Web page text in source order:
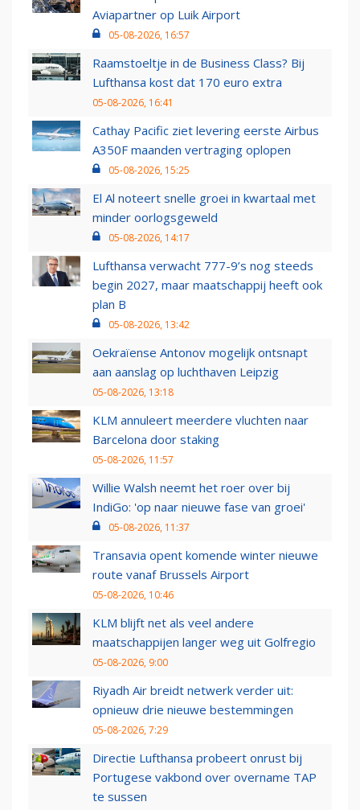
Aviapartner op Luik Airport
05-08-2026, 16:57
Raamstoeltje in de Business Class? Bij
Lufthansa kost dat 170 euro extra
05-08-2026, 16:41
Cathay Pacific ziet levering eerste Airbus
A350F maanden vertraging oplopen
05-08-2026, 15:25
El Al noteert snelle groei in kwartaal met
minder oorlogsgeweld
05-08-2026, 14:17
Lufthansa verwacht 777-9’s nog steeds
begin 2027, maar maatschappij heeft ook
plan B
05-08-2026, 13:42
Oekraïense Antonov mogelijk ontsnapt
aan aanslag op luchthaven Leipzig
05-08-2026, 13:18
KLM annuleert meerdere vluchten naar
Barcelona door staking
05-08-2026, 11:57
Willie Walsh neemt het roer over bij
IndiGo: 'op naar nieuwe fase van groei'
05-08-2026, 11:37
Transavia opent komende winter nieuwe
route vanaf Brussels Airport
05-08-2026, 10:46
KLM blijft net als veel andere
maatschappijen langer weg uit Golfregio
05-08-2026, 9:00
Riyadh Air breidt netwerk verder uit:
opnieuw drie nieuwe bestemmingen
05-08-2026, 7:29
Directie Lufthansa probeert onrust bij
Portugese vakbond over overname TAP
te sussen